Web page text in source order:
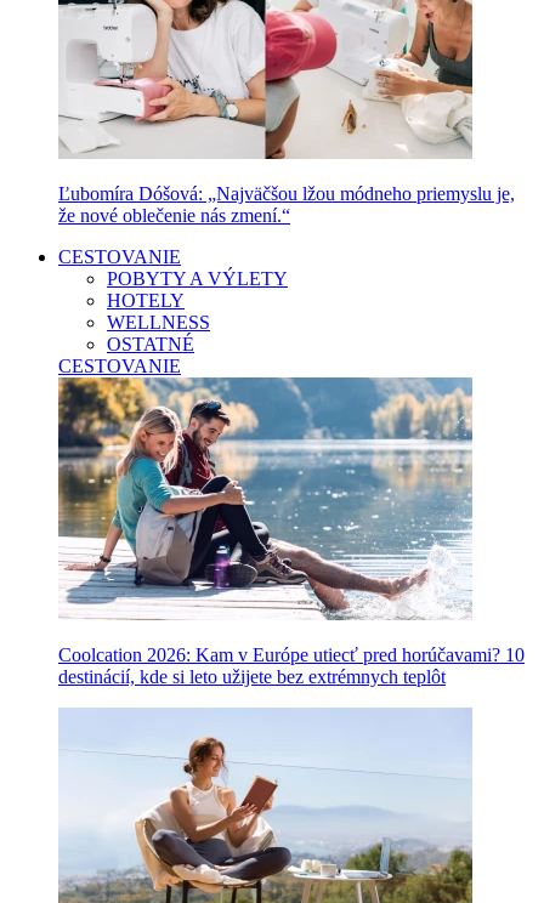
Ľubomíra Dóšová: „Najväčšou lžou módneho priemyslu je,
že nové oblečenie nás zmení.“
CESTOVANIE
POBYTY A VÝLETY
HOTELY
WELLNESS
OSTATNÉ
CESTOVANIE
Coolcation 2026: Kam v Európe utiecť pred horúčavami? 10
destinácií, kde si leto užijete bez extrémnych teplôt